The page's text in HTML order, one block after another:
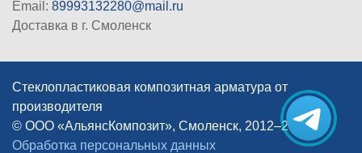
Email: 89993132280@mail.ru
Доставка в г. Смоленск
Стеклопластиковая композитная арматура от
производителя
© ООО «АльянсКомпозит», Смоленск, 2012–2026
Обработка персональных данных